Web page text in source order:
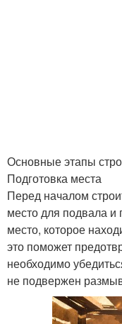
Основные этапы
Подготовка места
Перед началом
место для подвала и
место, которое
это поможет
необходимо
не подвержен